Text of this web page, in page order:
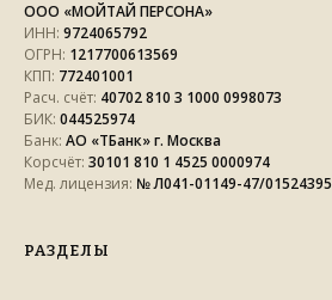
ООО «МОЙТАЙ ПЕРСОНА»
ИНН: 9724065792
ОГРН: 1217700613569
КПП: 772401001
Расч. счёт: 40702 810 3 1000 0998073
БИК: 044525974
Банк: АО «ТБанк» г. Москва
Корсчёт: 30101 810 1 4525 0000974
Мед. лицензия: № Л041-01149-47/01524395
РАЗДЕЛЫ